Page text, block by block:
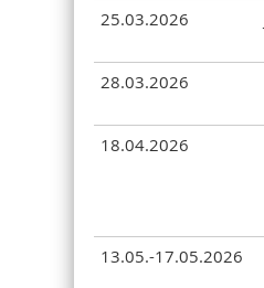
25.03.2026
28.03.2026
18.04.2026
13.05.-17.05.2026